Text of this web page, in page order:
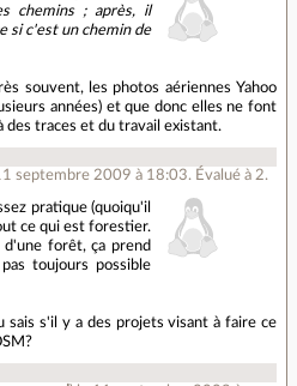
chemins ; après, il
si c'est un chemin de
souvent, les photos aériennes Yahoo
années) et que donc elles ne font
des traces et du travail existant.
septembre 2009 à 18:03. Évalué à 2.
pratique (quoiqu'il
ce qui est forestier.
forêt, ça prend
toujours possible
sais s'il y a des projets visant à faire ce